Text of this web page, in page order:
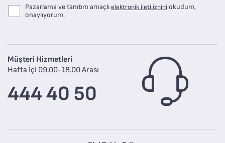
Pazarlama ve tanıtım amaçlıelektronik ileti iznini okudum,
onaylıyorum.
Müşteri Hizmetleri
Hafta İçi 09.00-18.00 Arası
444 40 50